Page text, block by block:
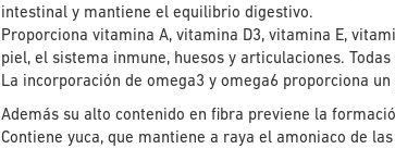
intestinal y mantiene el equilibrio digestivo.
Proporciona vitamina A, vitamina D3, vitamina E,
piel, el sistema inmune, huesos y articulaciones.
La incorporación de omega3 y omega6 proporciona
Además su alto contenido en fibra previene la
Contiene yuca, que mantiene a raya el amoniaco de